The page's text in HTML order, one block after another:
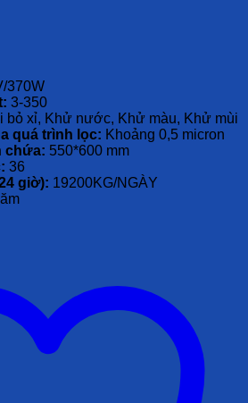
370W
3-350
bỏ xỉ, Khử nước, Khử màu, Khử mùi
quá trình lọc: Khoảng 0,5 micron
chứa: 550*600 mm
36
giờ): 19200KG/NGÀY